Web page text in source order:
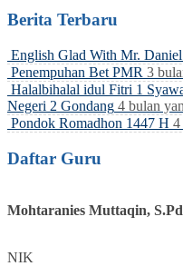
Berita Terbaru
English Glad With Mr.
Penempuhan Bet PMR 3
Halalbihalal idul Fitri 1
Negeri 2 Gondang 4 bulan
Pondok Romadhon 1447 H 4
Daftar Guru
Mohtaranies Muttaqin,
NIK